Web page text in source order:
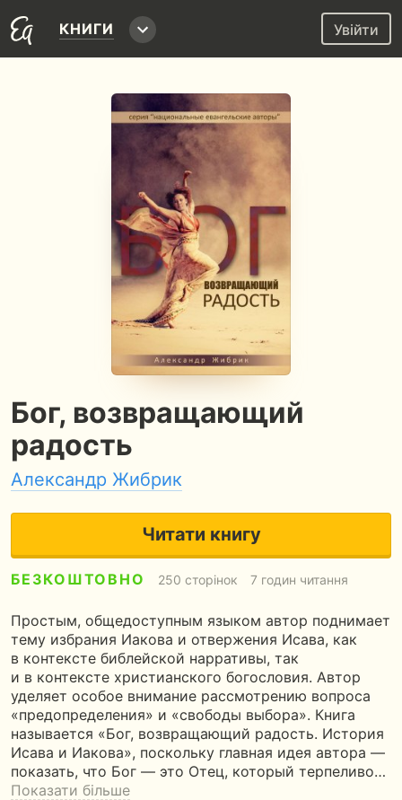
КНИГИ Увійти
Бог, возвращающий
радость
Александр Жибрик
Читати книгу
БЕЗКОШТОВНО 250 сторінок 7 годин читання
Простым, общедоступным языком автор поднимает
тему избрания Иакова и отвержения Исава, как
в контексте библейской нарративы, так
и в контексте христианского богословия. Автор
уделяет особое внимание рассмотрению вопроса
«предопределения» и «свободы выбора». Книга
называется «Бог, возвращающий радость. История
Исава и Иакова», поскольку главная идея автора —
показать, что Бог — это Отец, который терпеливо…
Показати більше